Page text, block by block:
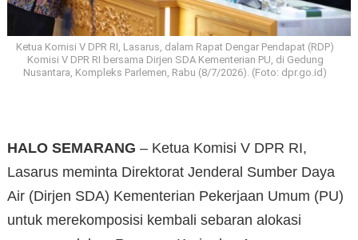
Ketua Komisi V DPR RI, Lasarus, dalam Rapat Dengar Pendapat (RDP)
Komisi V DPR RI bersama Dirjen SDA Kementerian PU, di Gedung
Nusantara, Kompleks Parlemen, Rabu (8/7/2026). (Foto: dpr.go.id)
HALO SEMARANG – Ketua Komisi V DPR RI,
Lasarus meminta Direktorat Jenderal Sumber Daya
Air (Dirjen SDA) Kementerian Pekerjaan Umum (PU)
untuk merekomposisi kembali sebaran alokasi